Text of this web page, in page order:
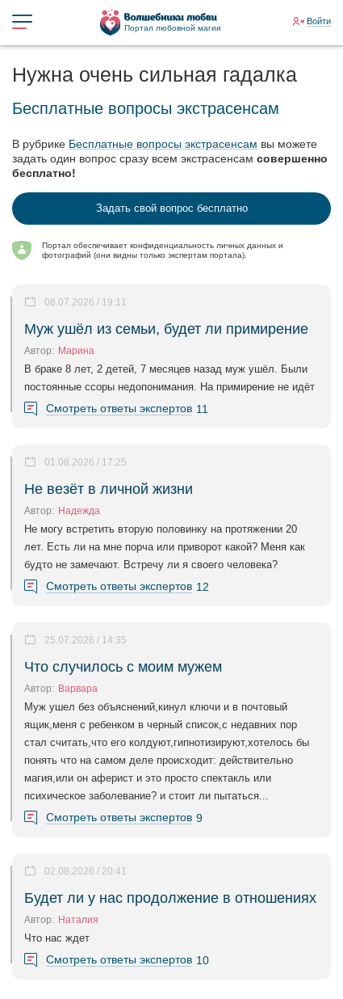
Портал любовной магии
Войти
Нужна очень сильная гадалка
Бесплатные вопросы экстрасенсам
В рубрике Бесплатные вопросы экстрасенсам вы можете
задать один вопрос сразу всем экстрасенсам совершенно
бесплатно!
Задать свой вопрос бесплатно
Портал обеспечивает конфиденциальность личных данных и
фотографий (они видны только экспертам портала).
Муж ушёл из семьи, будет ли примирение
08.07.2026 / 19:11
Автор: Марина
В браке 8 лет, 2 детей, 7 месяцев назад муж ушёл. Были
постоянные ссоры недопонимания. На примирение не идёт
Смотреть ответы экспертов 11
Не везёт в личной жизни
01.08.2026 / 17:25
Автор: Надежда
Не могу встретить вторую половинку на протяжении 20
лет. Есть ли на мне порча или приворот какой? Меня как
будто не замечают. Встречу ли я своего человека?
Смотреть ответы экспертов 12
Что случилось с моим мужем
25.07.2026 / 14:35
Автор: Варвара
Муж ушел без объяснений,кинул ключи и в почтовый
ящик,меня с ребенком в черный список,с недавних пор
стал считать,что его колдуют,гипнотизируют,хотелось бы
понять что на самом деле происходит: действительно
магия,или он аферист и это просто спектакль или
психическое заболевание? и стоит ли пытаться...
Смотреть ответы экспертов 9
Будет ли у нас продолжение в отношениях
02.08.2026 / 20:41
Автор: Наталия
Что нас ждет
Смотреть ответы экспертов 10